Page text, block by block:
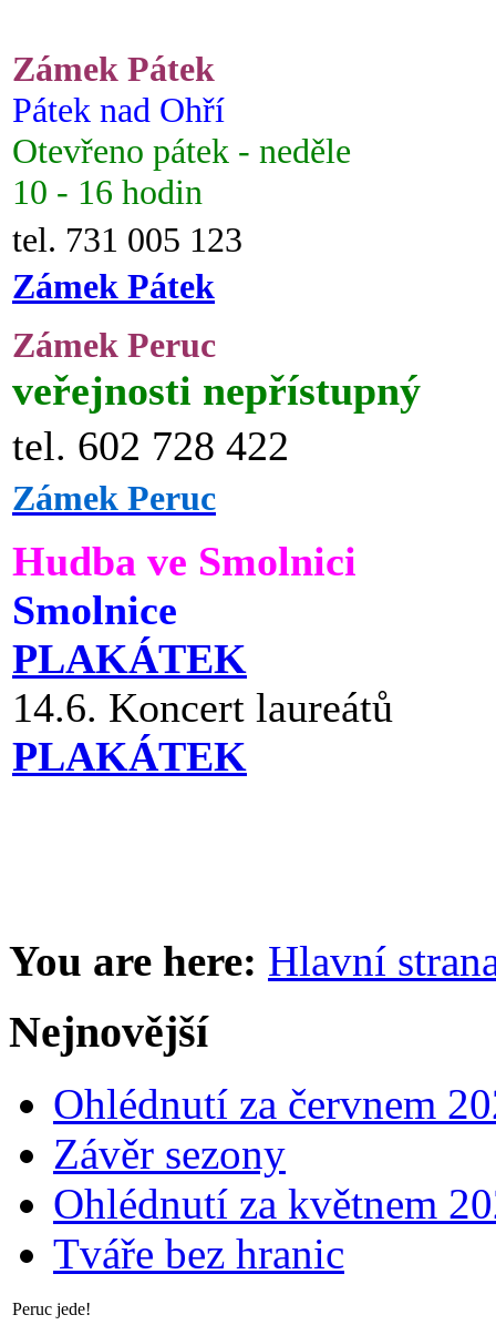
Zámek Pátek
Pátek nad Ohří
Otevřeno pátek - neděle
10 - 16 hodin
tel. 731 005 123
Zámek Pátek
Zámek Peruc
veřejnosti nepřístupný
tel. 602 728 422
Zámek Peruc
Hudba ve Smolnici
Smolnice
PLAKÁTEK
14.6. Koncert laureátů
PLAKÁTEK
You are here: Hlavní
Nejnovější
Ohlédnutí za červnem
Závěr sezony
Ohlédnutí za květnem
Tváře bez hranic
Peruc jede!